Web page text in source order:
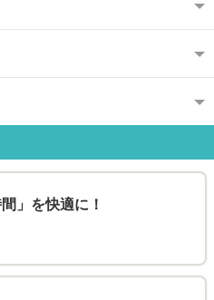
」を快適に！